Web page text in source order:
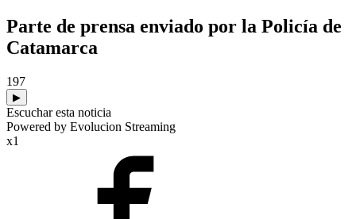
Parte de prensa enviado por la Policía de
Catamarca
197
▶
Escuchar esta noticia
Powered by Evolucion Streaming
x1